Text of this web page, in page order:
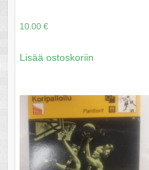
10.00 €
Lisää ostoskoriin